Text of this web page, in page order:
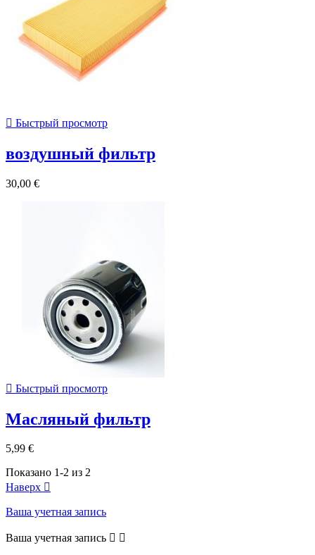
 Быстрый просмотр
воздушный фильтр
30,00 €
 Быстрый просмотр
Масляный фильтр
5,99 €
Показано 1-2 из 2
Наверх 
Ваша учетная запись
Ваша учетная запись  